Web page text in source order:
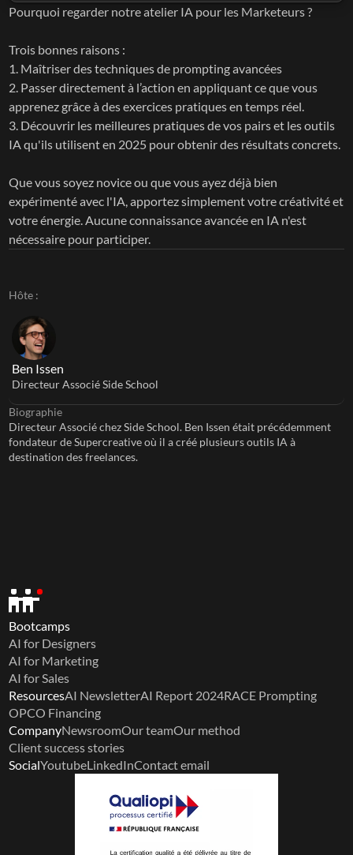
Pourquoi regarder notre atelier IA pour les Marketeurs ?
Trois bonnes raisons :
1. Maîtriser des techniques de prompting avancées
2. Passer directement à l’action en appliquant ce que vous
apprenez grâce à des exercices pratiques en temps réel.
3. Découvrir les meilleures pratiques de vos pairs et les outils
IA qu'ils utilisent en 2025 pour obtenir des résultats concrets.
Que vous soyez novice ou que vous ayez déjà bien
expérimenté avec l'IA, apportez simplement votre créativité et
votre énergie. Aucune connaissance avancée en IA n'est
nécessaire pour participer.
Hôte :
Ben Issen
Directeur Associé Side School
Biographie
Directeur Associé chez Side School. Ben Issen était précédemment
fondateur de Supercreative où il a créé plusieurs outils IA à
destination des freelances.
Bootcamps
AI for Designers
AI for Marketing
AI for Sales
ResourcesAI NewsletterAI Report 2024RACE Prompting
OPCO Financing
CompanyNewsroomOur teamOur method
Client success stories
SocialYoutubeLinkedInContact email